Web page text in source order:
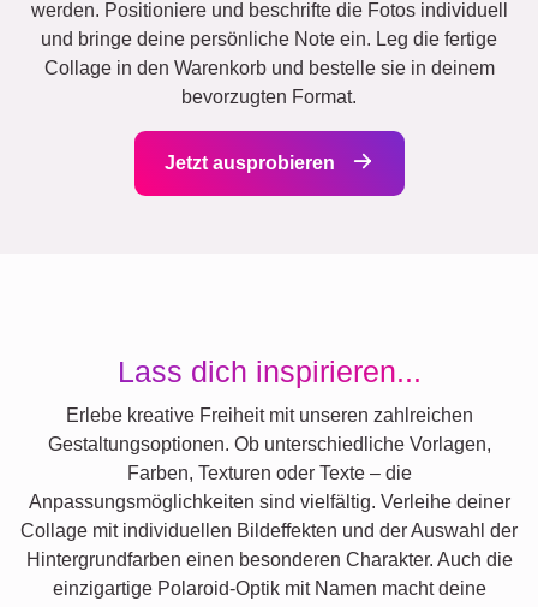
werden. Positioniere und beschrifte die Fotos individuell
und bringe deine persönliche Note ein. Leg die fertige
Collage in den Warenkorb und bestelle sie in deinem
bevorzugten Format.
Jetzt ausprobieren
Lass dich inspirieren...
Erlebe kreative Freiheit mit unseren zahlreichen
Gestaltungsoptionen. Ob unterschiedliche Vorlagen,
Farben, Texturen oder Texte – die
Anpassungsmöglichkeiten sind vielfältig. Verleihe deiner
Collage mit individuellen Bildeffekten und der Auswahl der
Hintergrundfarben einen besonderen Charakter. Auch die
einzigartige Polaroid-Optik mit Namen macht deine